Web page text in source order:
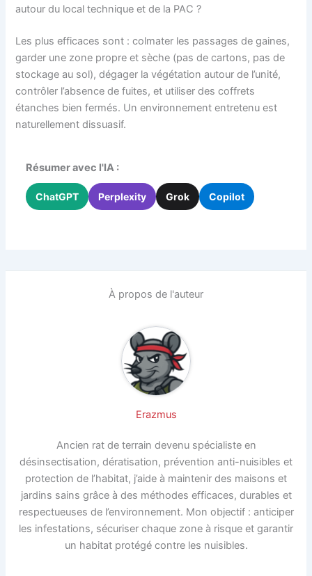
autour du local technique et de la PAC ?
Les plus efficaces sont : colmater les passages de gaines,
garder une zone propre et sèche (pas de cartons, pas de
stockage au sol), dégager la végétation autour de l’unité,
contrôler l’absence de fuites, et utiliser des coffrets
étanches bien fermés. Un environnement entretenu est
naturellement dissuasif.
Résumer avec l'IA :
ChatGPT Perplexity Grok Copilot
À propos de l'auteur
Erazmus
Ancien rat de terrain devenu spécialiste en
désinsectisation, dératisation, prévention anti-nuisibles et
protection de l’habitat, j’aide à maintenir des maisons et
jardins sains grâce à des méthodes efficaces, durables et
respectueuses de l’environnement. Mon objectif : anticiper
les infestations, sécuriser chaque zone à risque et garantir
un habitat protégé contre les nuisibles.